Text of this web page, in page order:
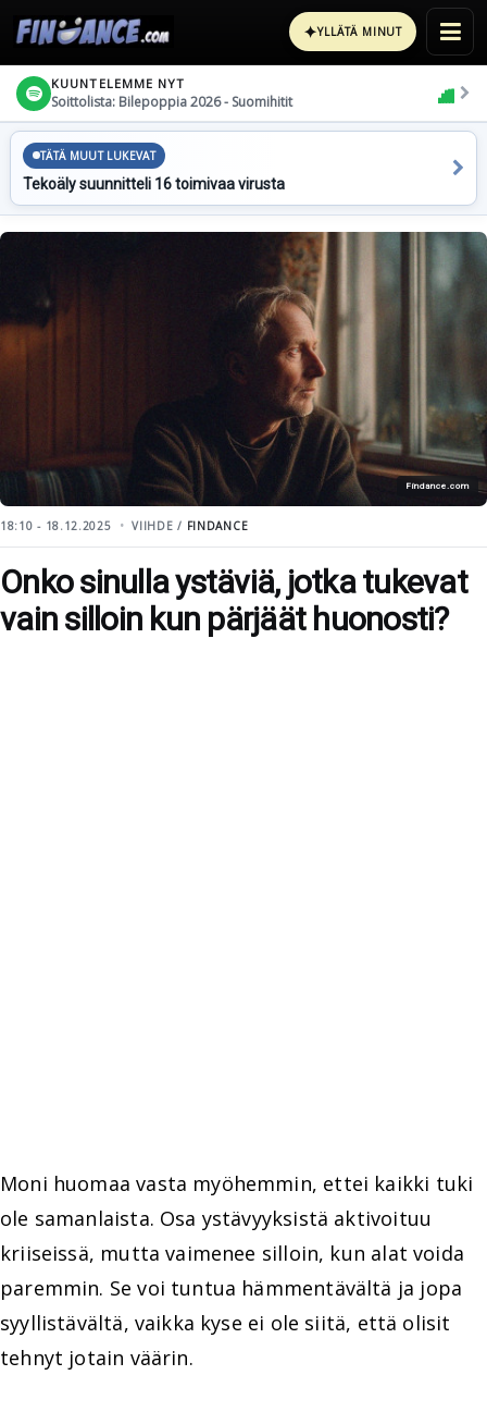
✦YLLÄTÄ MINUT
KUUNTELEMME NYT
Soittolista: Bilepoppia 2026 - Suomihitit
TÄTÄ MUUT LUKEVAT
Tekoäly suunnitteli 16 toimivaa virusta
Findance.com
18:10 - 18.12.2025 VIIHDE / FINDANCE
Onko sinulla ystäviä, jotka tukevat
vain silloin kun pärjäät huonosti?
Moni huomaa vasta myöhemmin, ettei kaikki tuki
ole samanlaista. Osa ystävyyksistä aktivoituu
kriiseissä, mutta vaimenee silloin, kun alat voida
paremmin. Se voi tuntua hämmentävältä ja jopa
syyllistävältä, vaikka kyse ei ole siitä, että olisit
tehnyt jotain väärin.